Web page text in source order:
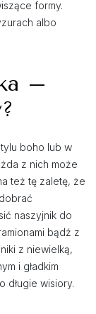
formy.
albo
–
boho lub w
z nich może
też tę zaletę, że
naszyjnik do
bądź z
z niewielką,
i gładkim
długie wisiory.